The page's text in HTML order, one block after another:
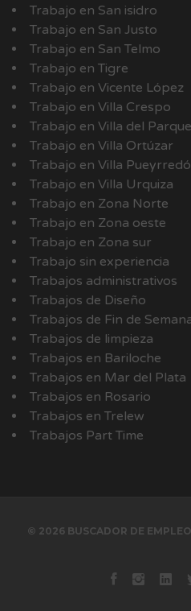
Trabajo en San isidro
Trabajo en San Justo
Trabajo en San Telmo
Trabajo en Tigre
Trabajo en Vicente López
Trabajo en Villa Crespo
Trabajo en Villa del Parque
Trabajo en Villa Ortúzar
Trabajo en Villa
Trabajo en Villa Urquiza
Trabajo en Zona Norte
Trabajo en Zona oeste
Trabajo en Zona sur
Trabajo sin experiencia
Trabajos administrativos
Trabajos de Diseño
Trabajos de Fin de
Trabajos de limpieza
Trabajos en Bariloche
Trabajos en Mar del Plata
Trabajos en Rosario
Trabajos en Trelew
Trabajos Part Time
© 2026 BUSCADOR DE
Facebook